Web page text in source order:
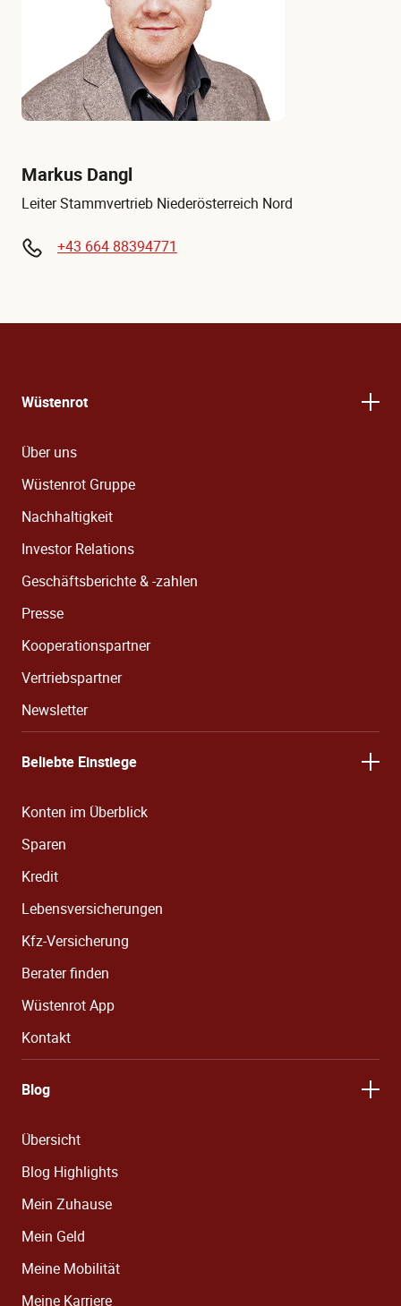
Markus Dangl
Leiter Stammvertrieb Niederösterreich Nord
+43 664 88394771
Wüstenrot
Über uns
Wüstenrot Gruppe
Nachhaltigkeit
Investor Relations
Geschäftsberichte & -zahlen
Presse
Kooperationspartner
Vertriebspartner
Newsletter
Beliebte Einstiege
Konten im Überblick
Sparen
Kredit
Lebensversicherungen
Kfz-Versicherung
Berater finden
Wüstenrot App
Kontakt
Blog
Übersicht
Blog Highlights
Mein Zuhause
Mein Geld
Meine Mobilität
Meine Karriere